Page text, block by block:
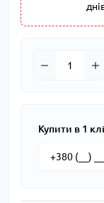
Купити в 1